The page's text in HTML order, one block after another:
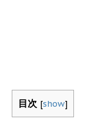
目次 [show]